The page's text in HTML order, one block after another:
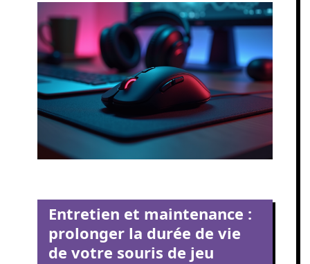
Entretien et maintenance :
prolonger la durée de vie
de votre souris de jeu